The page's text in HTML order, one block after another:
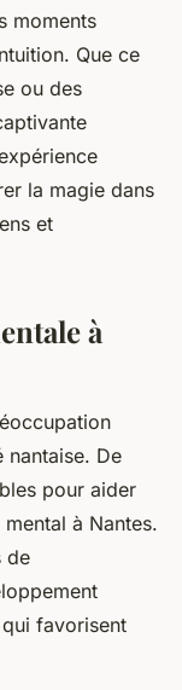
moments
Que ce
ou des
la magie dans
et
à
nantaise. De
pour aider
à Nantes.
de
favorisent